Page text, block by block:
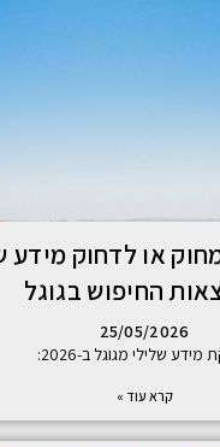
או לדחוק מידע
החיפוש בגוגל
25/05/2026
מידע שלילי מגוגל ב-2026:
קרא עוד »